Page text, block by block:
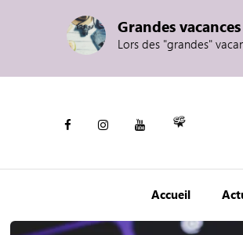
Grandes
Lors des "grandes"
Accueil